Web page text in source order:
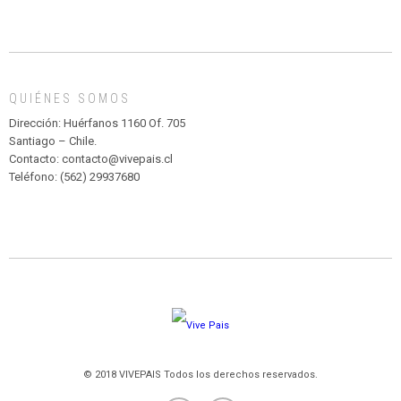
MADAGASCAR
PARQUE
HURATDO
QUIÉNES SOMOS
Dirección: Huérfanos 1160 Of. 705
Santiago – Chile.
Contacto: contacto@vivepais.cl
Teléfono: (562) 29937680
© 2018 VIVEPAIS Todos los derechos reservados.